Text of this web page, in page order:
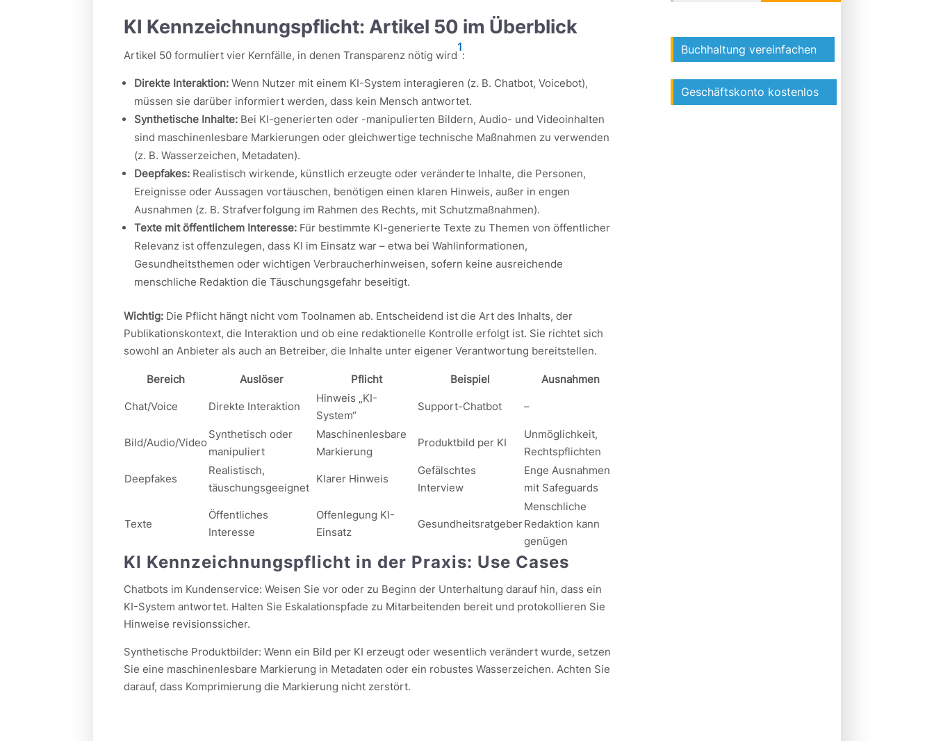
KI Kennzeichnungspflicht: Artikel 50 im Überblick
Artikel 50 formuliert vier Kernfälle, in denen Transparenz nötig wird
1
:
Direkte Interaktion: Wenn Nutzer mit einem KI-System interagieren (z. B. Chatbot, Voicebot),
müssen sie darüber informiert werden, dass kein Mensch antwortet.
Synthetische Inhalte: Bei KI-generierten oder -manipulierten Bildern, Audio- und Videoinhalten
sind maschinenlesbare Markierungen oder gleichwertige technische Maßnahmen zu verwenden
(z. B. Wasserzeichen, Metadaten).
Deepfakes: Realistisch wirkende, künstlich erzeugte oder veränderte Inhalte, die Personen,
Ereignisse oder Aussagen vortäuschen, benötigen einen klaren Hinweis, außer in engen
Ausnahmen (z. B. Strafverfolgung im Rahmen des Rechts, mit Schutzmaßnahmen).
Texte mit öffentlichem Interesse: Für bestimmte KI-generierte Texte zu Themen von öffentlicher
Relevanz ist offenzulegen, dass KI im Einsatz war – etwa bei Wahlinformationen,
Gesundheitsthemen oder wichtigen Verbraucherhinweisen, sofern keine ausreichende
menschliche Redaktion die Täuschungsgefahr beseitigt.
Wichtig: Die Pflicht hängt nicht vom Toolnamen ab. Entscheidend ist die Art des Inhalts, der
Publikationskontext, die Interaktion und ob eine redaktionelle Kontrolle erfolgt ist. Sie richtet sich
sowohl an Anbieter als auch an Betreiber, die Inhalte unter eigener Verantwortung bereitstellen.
Bereich Auslöser Pflicht Beispiel Ausnahmen
Chat/Voice Direkte Interaktion
Hinweis „KI-
System“
Support-Chatbot –
Bild/Audio/Video
Synthetisch oder
manipuliert
Maschinenlesbare
Markierung
Produktbild per KI
Unmöglichkeit,
Rechtspflichten
Deepfakes
Realistisch,
täuschungsgeeignet
Klarer Hinweis
Gefälschtes
Interview
Enge Ausnahmen
mit Safeguards
Texte
Öffentliches
Interesse
Offenlegung KI-
Einsatz
Gesundheitsratgeber
Menschliche
Redaktion kann
genügen
KI Kennzeichnungspflicht in der Praxis: Use Cases
Chatbots im Kundenservice: Weisen Sie vor oder zu Beginn der Unterhaltung darauf hin, dass ein
KI-System antwortet. Halten Sie Eskalationspfade zu Mitarbeitenden bereit und protokollieren Sie
Hinweise revisionssicher.
Synthetische Produktbilder: Wenn ein Bild per KI erzeugt oder wesentlich verändert wurde, setzen
Sie eine maschinenlesbare Markierung in Metadaten oder ein robustes Wasserzeichen. Achten Sie
darauf, dass Komprimierung die Markierung nicht zerstört.
Buchhaltung vereinfachen
Geschäftskonto kostenlos